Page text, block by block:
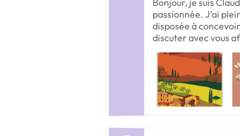
Bonjour, je suis
passionnée. J’ai
disposée à
discuter avec vous